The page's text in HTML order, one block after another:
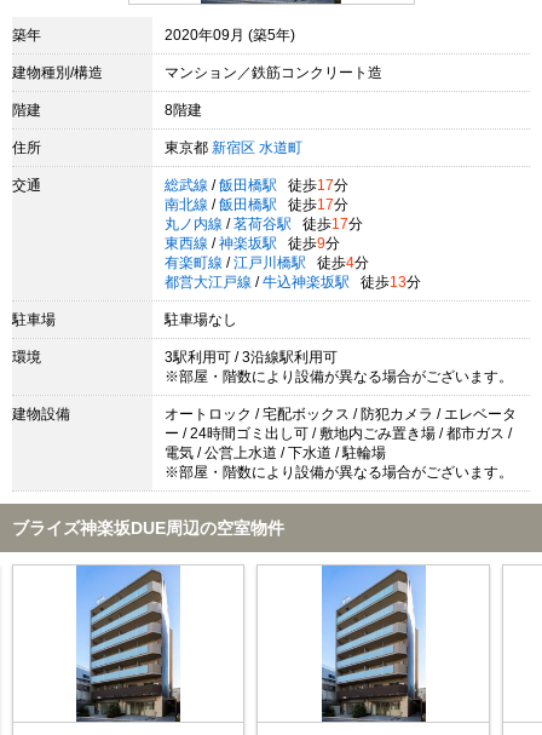
築年 2020年09月 (築5年)
建物種別/構造 マンション／鉄筋コンクリート造
階建 8階建
住所 東京都 新宿区 水道町
交通 総武線 / 飯田橋駅 徒歩17分
南北線 / 飯田橋駅 徒歩17分
丸ノ内線 / 茗荷谷駅 徒歩17分
東西線 / 神楽坂駅 徒歩9分
有楽町線 / 江戸川橋駅 徒歩4分
都営大江戸線 / 牛込神楽坂駅 徒歩13分
駐車場 駐車場なし
環境
3駅利用可 / 3沿線駅利用可
※部屋・階数により設備が異なる場合がございます。
建物設備
オートロック / 宅配ボックス / 防犯カメラ / エレベータ
ー / 24時間ゴミ出し可 / 敷地内ごみ置き場 / 都市ガス /
電気 / 公営上水道 / 下水道 / 駐輪場
※部屋・階数により設備が異なる場合がございます。
ブライズ神楽坂DUE周辺の空室物件